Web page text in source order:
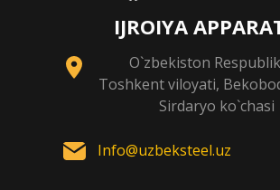
IJROIYA
O`zbekiston
Toshkent viloyati,
Sirdaryo ko`chasi
Info@uzbeksteel.uz